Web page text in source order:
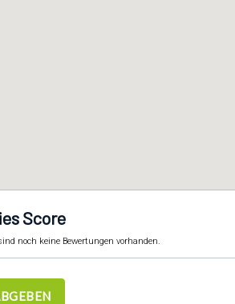
Score
noch keine Bewertungen vorhanden.